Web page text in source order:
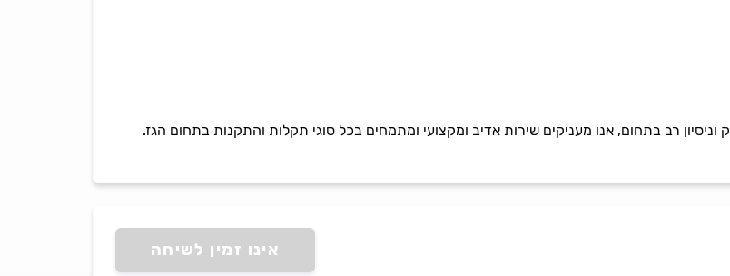
וניסיון רב בתחום, אנו מעניקים שירות אדיב ומקצועי ומתמחים בכל סוגי תקלות והתקנות בתחום הגז.
אינו זמין לשיחה